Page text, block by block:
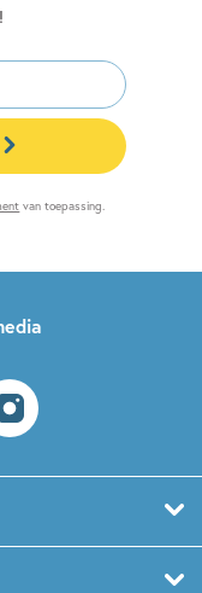
van toepassing.